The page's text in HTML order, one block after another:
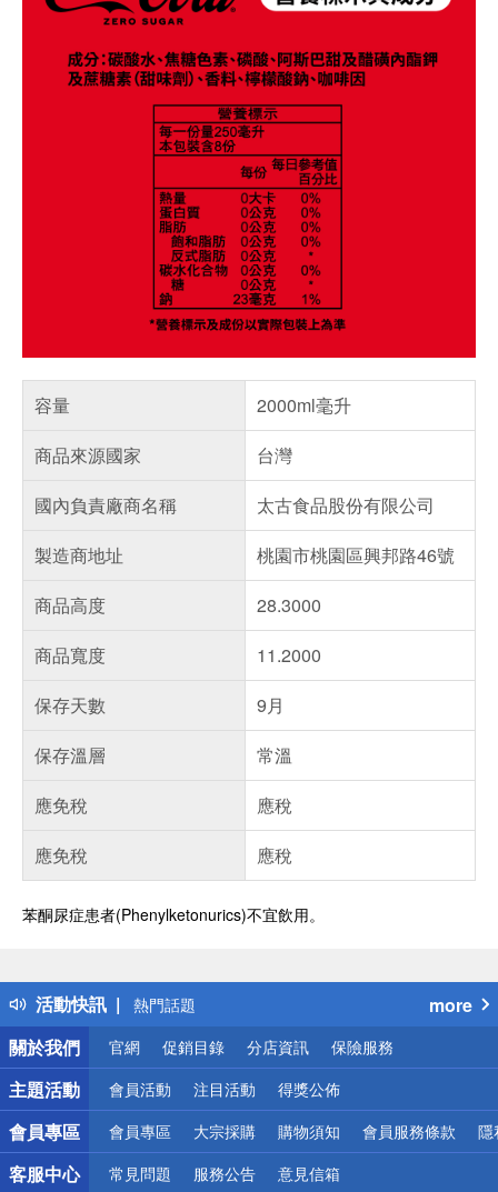
容量
2000ml毫升
商品來源國家
台灣
國內負責廠商名稱
太古食品股份有限公司
製造商地址
桃園市桃園區興邦路46號
商品高度
28.3000
商品寬度
11.2000
保存天數
9月
保存溫層
常溫
應免稅
應稅
應免稅
應稅
苯酮尿症患者(Phenylketonurics)不宜飲用。
活動快訊
得獎公告
熱門話題
銀行優惠
偏遠地區配送
詐騙網頁！請小心！
more
關於我們
官網 促銷目錄 分店資訊 保險服務
主題活動 會員活動 注目活動 得獎公佈
會員專區 會員專區 大宗採購 購物須知 會員服務條款 隱
客服中心 常見問題 服務公告 意見信箱